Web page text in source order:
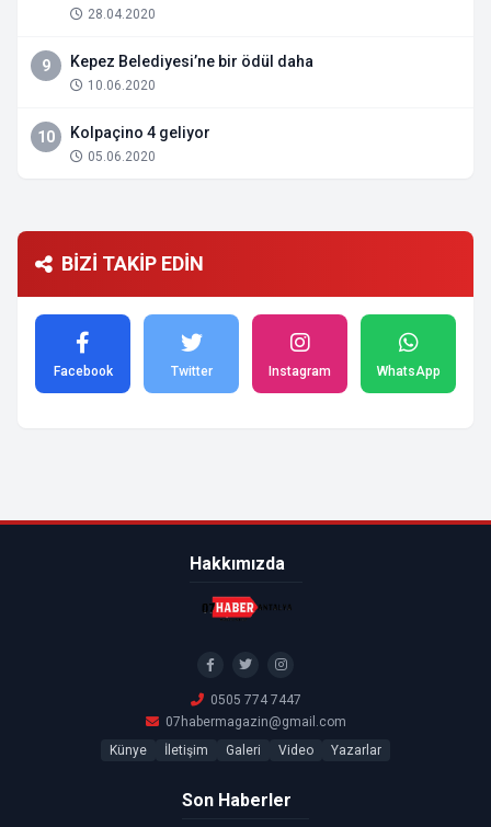
28.04.2020
9 Kepez Belediyesi’ne bir ödül daha
10.06.2020
10 Kolpaçino 4 geliyor
05.06.2020
BİZİ TAKİP EDİN
Facebook Twitter Instagram WhatsApp
Hakkımızda
0505 774 7447
07habermagazin@gmail.com
Künye
İletişim Galeri Video Yazarlar
Son Haberler